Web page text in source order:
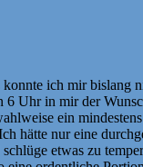
ich mir bislang
6 Uhr in mir der
ein
hätte nur eine
etwas zu